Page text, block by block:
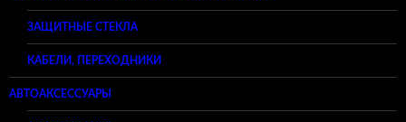
ЗАЩИТНЫЕ СТЕКЛА
КАБЕЛИ, ПЕРЕХОДНИКИ
АВТОАКСЕССУАРЫ